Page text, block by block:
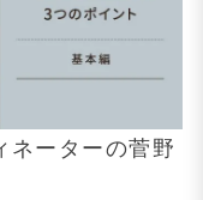
ネーターの菅野